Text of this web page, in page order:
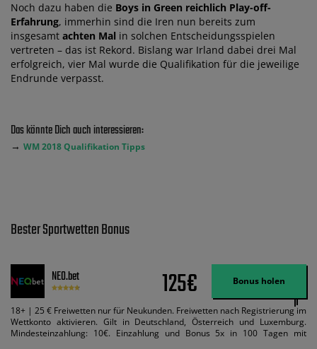
Noch dazu haben die Boys in Green reichlich Play-off-
Erfahrung, immerhin sind die Iren nun bereits zum
insgesamt achten Mal in solchen Entscheidungsspielen
vertreten – das ist Rekord. Bislang war Irland dabei drei Mal
erfolgreich, vier Mal wurde die Qualifikation für die jeweilige
Endrunde verpasst.
Das könnte Dich auch interessieren:
→ WM 2018 Qualifikation Tipps
Bester Sportwetten Bonus
NEO.bet 125€ Bonus holen
18+ | 25 € Freiwetten nur für Neukunden. Freiwetten nach Registrierung im
Wettkonto aktivieren. Gilt in Deutschland, Österreich und Luxemburg.
Mindesteinzahlung: 10€. Einzahlung und Bonus 5x in 100 Tagen mit